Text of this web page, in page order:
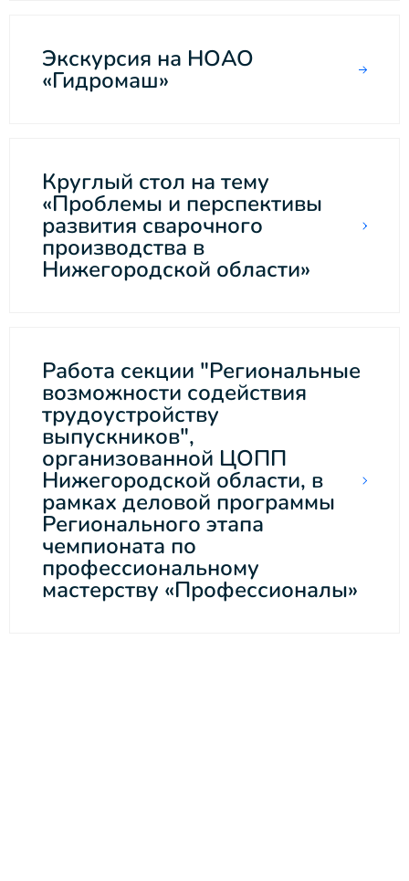
Экскурсия на НОАО
«Гидромаш»
Круглый стол на тему
«Проблемы и перспективы
развития сварочного
производства в
Нижегородской области»
Работа секции "Региональные
возможности содействия
трудоустройству
выпускников",
организованной ЦОПП
Нижегородской области, в
рамках деловой программы
Регионального этапа
чемпионата по
профессиональному
мастерству «Профессионалы»